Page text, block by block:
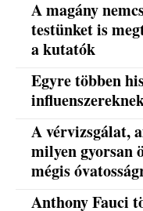
A magány
testünket is
a kutatók
Egyre többen
A vérvizsgálat,
milyen gyorsan
mégis
Anthony Fauci